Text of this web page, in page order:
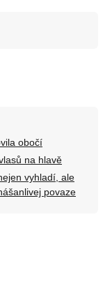
obočí
na hlavě
vyhladí, ale
povaze